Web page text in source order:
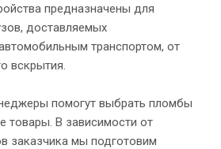
предназначены для
доставляемых
транспортом, от
вскрытия.
помогут выбрать пломбы
товары. В зависимости от
заказчика мы подготовим